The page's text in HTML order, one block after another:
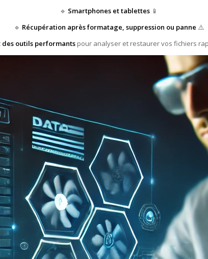
🔹 Smartphones et tablettes📱
🔹 Récupération après formatage, suppression ou panne ⚠️
des outils performants pour analyser et restaurer vos fichiers